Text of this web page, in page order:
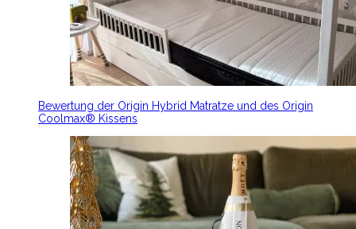
Bewertung der Origin Hybrid Matratze und des Origin
Coolmax® Kissens